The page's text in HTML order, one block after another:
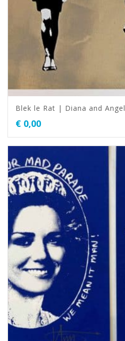
Blek le Rat | Diana and Angel
€ 0,00